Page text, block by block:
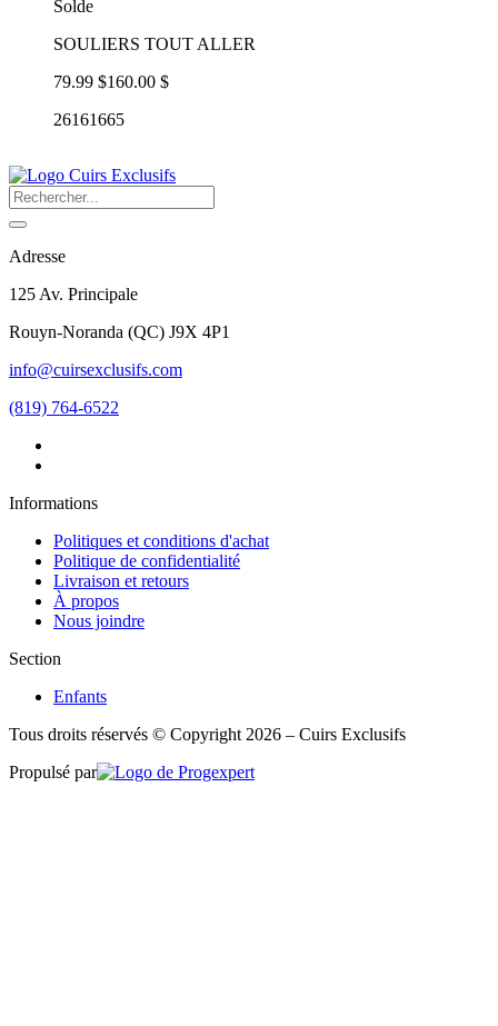
Solde
SOULIERS TOUT ALLER
79.99 $160.00 $
26161665
Adresse
125 Av. Principale
Rouyn-Noranda (QC) J9X 4P1
info@cuirsexclusifs.com
(819) 764-6522
Informations
Politiques et conditions d'achat
Politique de confidentialité
Livraison et retours
À propos
Nous joindre
Section
Enfants
Tous droits réservés © Copyright 2026 – Cuirs Exclusifs
Propulsé par